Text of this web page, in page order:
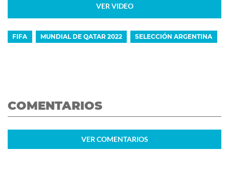
VER VIDEO
FIFA MUNDIAL DE QATAR 2022 SELECCIÓN ARGENTINA
COMENTARIOS
VER COMENTARIOS